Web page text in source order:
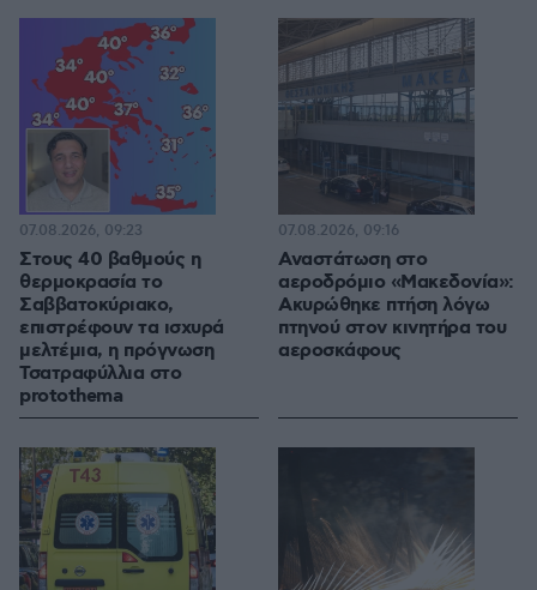
Στους 40 βαθμούς η
θερμοκρασία το
Σαββατοκύριακο,
επιστρέφουν τα ισχυρά
μελτέμια, η πρόγνωση
Τσατραφύλλια στο
protothema
07.08.2026, 09:23
Αναστάτωση στο
αεροδρόμιο «Μακεδονία»:
Ακυρώθηκε πτήση λόγω
πτηνού στον κινητήρα του
αεροσκάφους
07.08.2026, 09:16